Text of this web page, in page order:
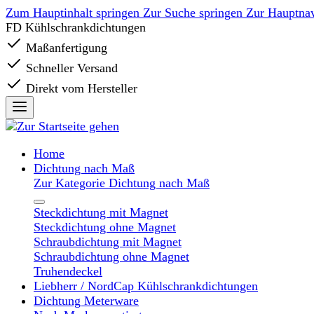
Zum Hauptinhalt springen Zur Suche springen Zur
FD Kühlschrankdichtungen
Maßanfertigung
Schneller Versand
Direkt vom Hersteller
Home
Dichtung nach Maß
Zur Kategorie Dichtung nach Maß
Steckdichtung mit Magnet
Steckdichtung ohne Magnet
Schraubdichtung mit Magnet
Schraubdichtung ohne Magnet
Truhendeckel
Liebherr / NordCap Kühlschrankdichtungen
Dichtung Meterware